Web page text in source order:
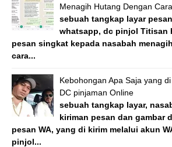
Menagih Hutang Dengan
sebuah tangkap layar
whatsapp, dc pinjol Titisan
pesan singkat kepada nasabah
cara...
Kebohongan Apa Saja yang
DC pinjaman Online
sebuah tangkap layar,
kiriman pesan dan gambar
pesan WA, yang di kirim melalui akun
pinjol...